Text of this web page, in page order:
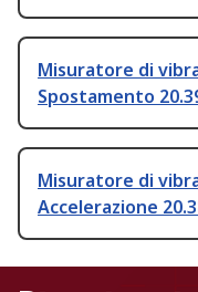
Misuratore di
Spostamento
Misuratore di
Accelerazione